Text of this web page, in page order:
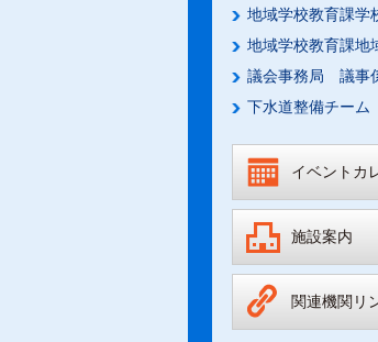
地域学校教育課学
地域学校教育課地
議会事務局 議事
下水道整備チーム
イベントカ
施設案内
関連機関リ